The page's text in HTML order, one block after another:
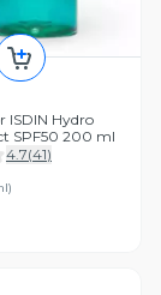
ISDIN Hydro
SPF50 200 ml
4.7(41)
)